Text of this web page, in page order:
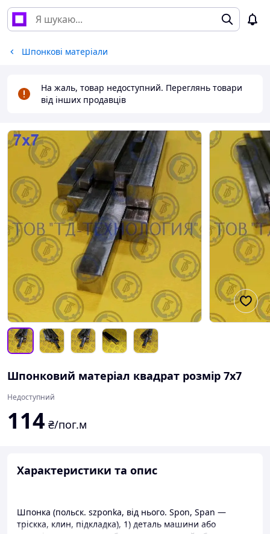
Шпонкові матеріали
На жаль, товар недоступний. Переглянь товари
від інших продавців
Шпонковий матеріал квадрат розмір 7х7
Недоступний
114 ₴/пог.м
Характеристики та опис
Шпонка (польск. szponka, від нього. Spon, Span —
тріскка, клин, підкладка), 1) деталь машини або